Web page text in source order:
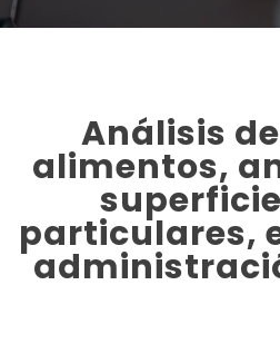
Análisis
alimentos,
particulares,